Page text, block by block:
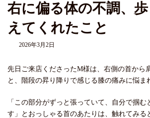
右に偏る体の不調、
えてくれたこと
2026年3月2日
先日ご来店くださったM様は、右側の首から
と、階段の昇り降りで感じる膝の痛みに悩ま
「この部分がずっと張っていて、自分で掴
す」とおっしゃる首のあたりは、触れてみる